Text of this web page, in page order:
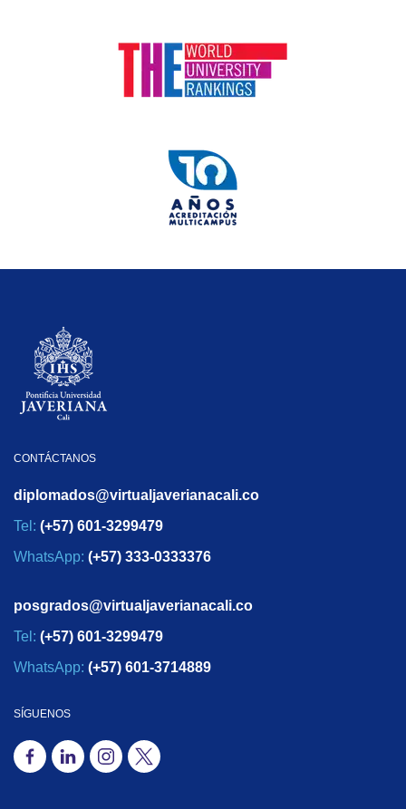
CONTÁCTANOS
diplomados@virtualjaverianacali.co
Tel: (+57) 601-3299479
WhatsApp: (+57) 333-0333376
posgrados@virtualjaverianacali.co
Tel: (+57) 601-3299479
WhatsApp: (+57) 601-3714889
SÍGUENOS